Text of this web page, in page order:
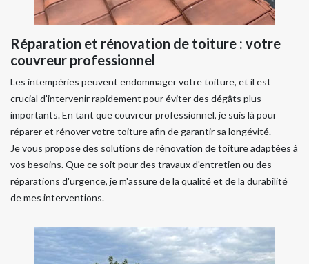
Réparation et rénovation de toiture : votre
couvreur professionnel
Les intempéries peuvent endommager votre toiture, et il est
crucial d'intervenir rapidement pour éviter des dégâts plus
importants. En tant que couvreur professionnel, je suis là pour
réparer et rénover votre toiture afin de garantir sa longévité.
Je vous propose des solutions de rénovation de toiture adaptées à
vos besoins. Que ce soit pour des travaux d'entretien ou des
réparations d'urgence, je m'assure de la qualité et de la durabilité
de mes interventions.